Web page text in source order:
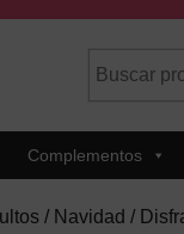
Cuando
Complementos
/ Navidad /